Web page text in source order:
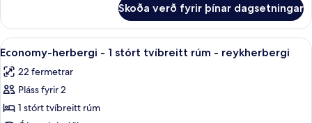
rúm
gott
aðgengi
-
einkabaðherbergi
herbergi
1
tvíbreitt
rúm
gott
Skoða verð fyrir þínar dagsetningar
Skoða
allar
myndir
fyrir
Economy-
Economy-herbergi - 1 stórt tvíbreitt
4
Economy-herbergi - 1 stórt tvíbreitt rúm - reykherbergi
22 fermetrar
Pláss fyrir 2
1 stórt tvíbreitt rúm